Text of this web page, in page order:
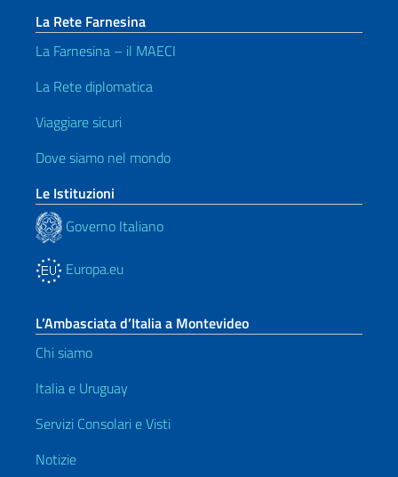
La Rete Farnesina
La Farnesina – il MAECI
La Rete diplomatica
Viaggiare sicuri
Dove siamo nel mondo
Le Istituzioni
Governo Italiano
Europa.eu
L’Ambasciata d’Italia a Montevideo
Chi siamo
Italia e Uruguay
Servizi Consolari e Visti
Notizie